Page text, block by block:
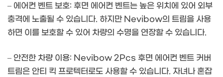
– 에어컨 벤트 보호: 후면 에어컨 벤트는 높은 위치에 있어 외부
충격에 노출될 수 있습니다. 하지만 Nevibow의 트림을 사용
하면 이를 보호할 수 있어 차량의 수명을 연장할 수 있습니다.
– 안전한 차량 이용: Nevibow 2Pcs 후면 에어컨 벤트 커버
트림은 안티 킥 프로텍터로도 사용할 수 있습니다. 자녀나 혼잡